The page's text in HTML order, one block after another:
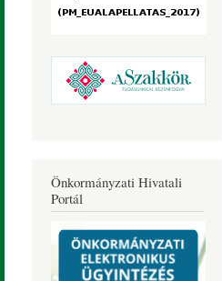
Önkormányzati Hivatali
Portál